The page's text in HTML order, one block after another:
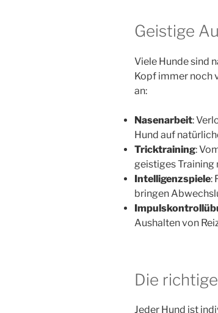
Geistige
Viele Hunde sind
Kopf immer noch
an:
Nasenarbeit:
Hund auf
Tricktraining:
geistiges Training
Intelligenzspiele:
bringen
Aushalten von
Die
Jeder Hund ist